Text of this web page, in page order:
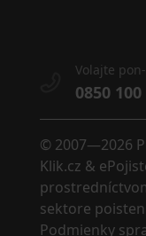
Volajte
0850 100
© 2007—2026
Klik.cz &
sektore
Podmienky